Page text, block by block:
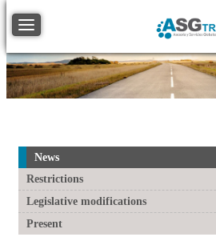
Toggle navigation
News
Restrictions
Legislative modifications
Present